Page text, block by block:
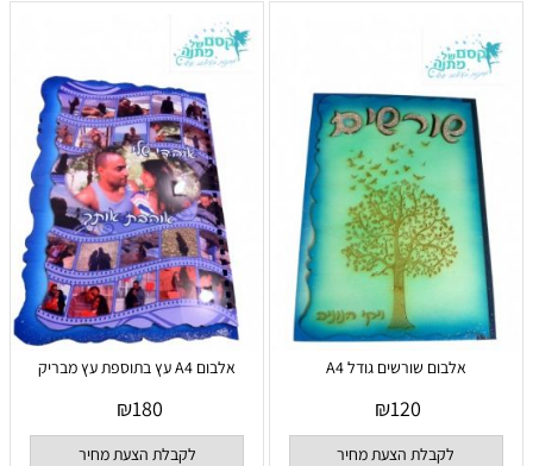
אלבום שורשים גודל A4
₪120
לקבלת הצעת מחיר
אלבום A4 עץ בתוספת עץ מבריק
₪180
לקבלת הצעת מחיר